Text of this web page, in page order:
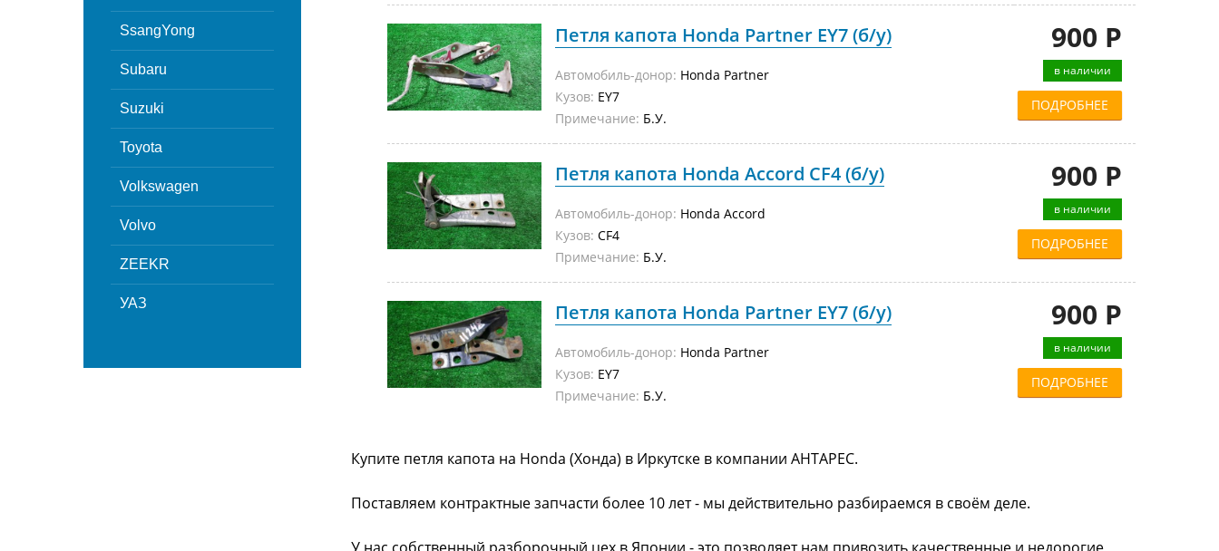
SsangYong
Subaru
Suzuki
Toyota
Volkswagen
Volvo
ZEEKR
УАЗ
Петля капота Honda Partner EY7 (б/у)
Автомобиль-донор: Honda Partner
Кузов: EY7
Примечание: Б.У.
900 Р
в наличии
ПОДРОБНЕЕ
Петля капота Honda Accord CF4 (б/у)
Автомобиль-донор: Honda Accord
Кузов: CF4
Примечание: Б.У.
900 Р
в наличии
ПОДРОБНЕЕ
Петля капота Honda Partner EY7 (б/у)
Автомобиль-донор: Honda Partner
Кузов: EY7
Примечание: Б.У.
900 Р
в наличии
ПОДРОБНЕЕ
Купите петля капота на Honda (Хонда) в Иркутске в компании АНТАРЕС.
Поставляем контрактные запчасти более 10 лет - мы действительно разбираемся в своём деле.